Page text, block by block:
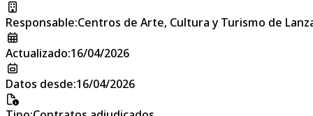
Responsable:Centros de Arte, Cultura y Turismo de
Actualizado:16/04/2026
Datos desde:16/04/2026